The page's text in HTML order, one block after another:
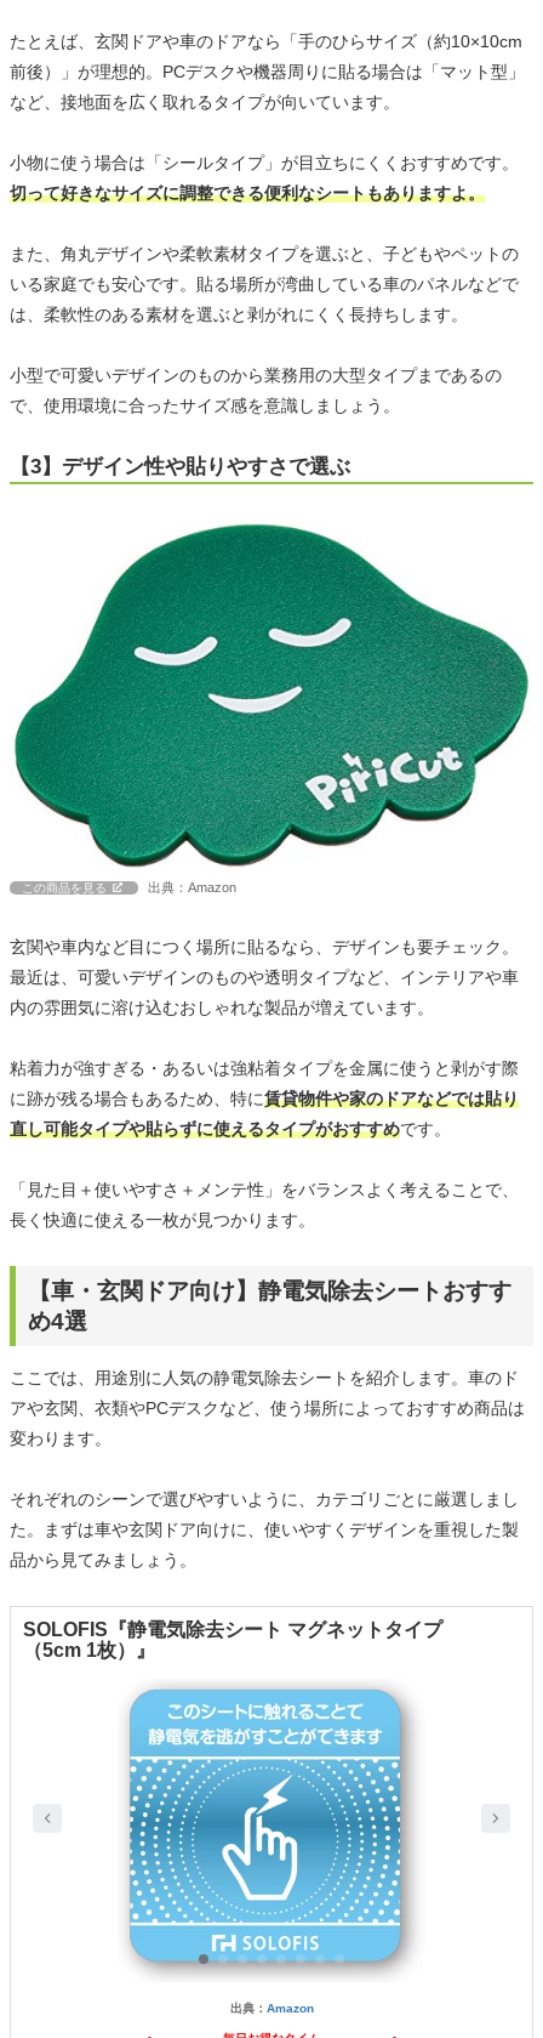
たとえば、玄関ドアや車のドアなら「手のひらサイズ（約10×10cm
前後）」が理想的。PCデスクや機器周りに貼る場合は「マット型」
など、接地面を広く取れるタイプが向いています。
小物に使う場合は「シールタイプ」が目立ちにくくおすすめです。
切って好きなサイズに調整できる便利なシートもありますよ。
また、角丸デザインや柔軟素材タイプを選ぶと、子どもやペットの
いる家庭でも安心です。貼る場所が湾曲している車のパネルなどで
は、柔軟性のある素材を選ぶと剥がれにくく長持ちします。
小型で可愛いデザインのものから業務用の大型タイプまであるの
で、使用環境に合ったサイズ感を意識しましょう。
【3】デザイン性や貼りやすさで選ぶ
この商品を見る 出典：Amazon
玄関や車内など目につく場所に貼るなら、デザインも要チェック。
最近は、可愛いデザインのものや透明タイプなど、インテリアや車
内の雰囲気に溶け込むおしゃれな製品が増えています。
粘着力が強すぎる・あるいは強粘着タイプを金属に使うと剥がす際
に跡が残る場合もあるため、特に賃貸物件や家のドアなどでは貼り
直し可能タイプや貼らずに使えるタイプがおすすめです。
「見た目＋使いやすさ＋メンテ性」をバランスよく考えることで、
長く快適に使える一枚が見つかります。
【車・玄関ドア向け】静電気除去シートおすす
め4選
ここでは、用途別に人気の静電気除去シートを紹介します。車のド
アや玄関、衣類やPCデスクなど、使う場所によっておすすめ商品は
変わります。
それぞれのシーンで選びやすいように、カテゴリごとに厳選しまし
た。まずは車や玄関ドア向けに、使いやすくデザインを重視した製
品から見てみましょう。
SOLOFIS『静電気除去シート マグネットタイプ
（5cm 1枚）』
出典： Amazon